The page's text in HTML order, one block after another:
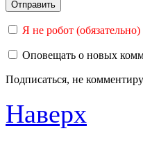
Я не робот (обязательно)
Оповещать о новых
Подписаться, не
Наверх